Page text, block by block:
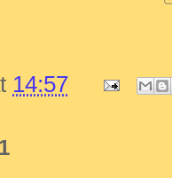
14:57